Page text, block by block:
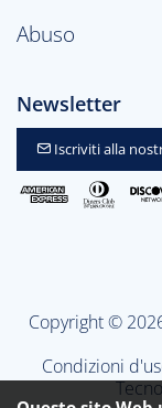
Abuso
Newsletter
Iscriviti alla
Copyright ©
Condizioni